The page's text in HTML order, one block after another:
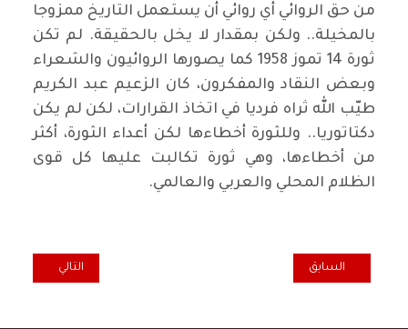
من حق الروائي أي روائي أن يستعمل التاريخ ممزوجا
بالمخيلة.. ولكن بمقدار لا يخل بالحقيقة. لم تكن
ثورة 14 تموز 1958 كما يصورها الروائيون والشعراء
وبعض النقاد والمفكرون، كان الزعيم عبد الكريم
طيّب الله ثراه فرديا في اتخاذ القرارات، لكن لم يكن
دكتاتوريا.. وللثورة أخطاءها لكن أعداء الثورة، أكثر
من أخطاءها، وهي ثورة تكالبت عليها كل قوى
الظلام المحلي والعربي والعالمي.
المقال السابق: شاهد أخرس: الوسادة
السابق المقال التالي:
التالي